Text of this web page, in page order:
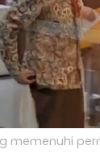
memenuhi